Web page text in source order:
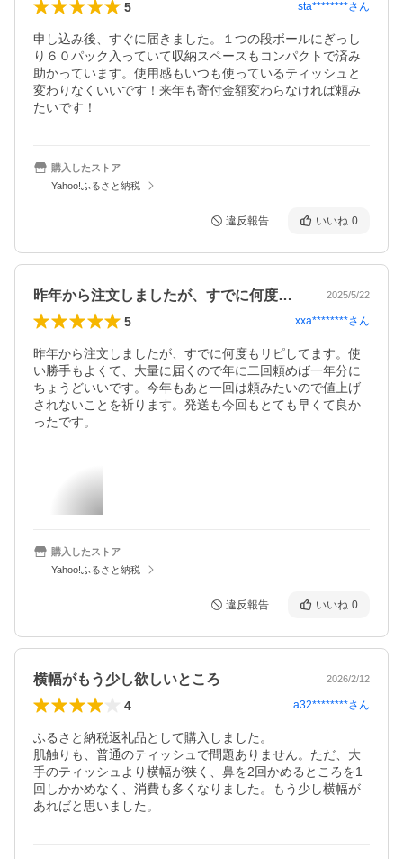
5 sta********さん
申し込み後、すぐに届きました。１つの段ボールにぎっし
り６０パック入っていて収納スペースもコンパクトで済み
助かっています。使用感もいつも使っているティッシュと
変わりなくいいです！来年も寄付金額変わらなければ頼み
たいです！
購入したストア
Yahoo!ふるさと納税
違反報告 いいね 0
昨年から注文しましたが、すでに何度もリ… 2025/5/22
5 xxa********さん
昨年から注文しましたが、すでに何度もリピしてます。使
い勝手もよくて、大量に届くので年に二回頼めば一年分に
ちょうどいいです。今年もあと一回は頼みたいので値上げ
されないことを祈ります。発送も今回もとても早くて良か
ったです。
購入したストア
Yahoo!ふるさと納税
違反報告 いいね 0
横幅がもう少し欲しいところ 2026/2/12
4 a32********さん
ふるさと納税返礼品として購入しました。
肌触りも、普通のティッシュで問題ありません。ただ、大
手のティッシュより横幅が狭く、鼻を2回かめるところを1
回しかかめなく、消費も多くなりました。もう少し横幅が